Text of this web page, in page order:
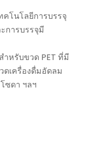
คโนโลยีการบรรจุ
การบรรจุมี
หรับขวด PET ที่มี
ดเครื่องดื่มอัดลม
ซดา ฯลฯ